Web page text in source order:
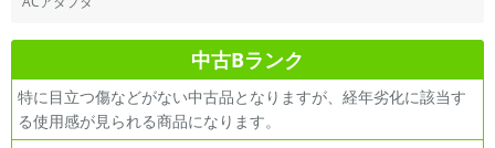
中古Bランク
特に目立つ傷などがない中古品となりますが、経年劣化に該当す
る使用感が見られる商品になります。